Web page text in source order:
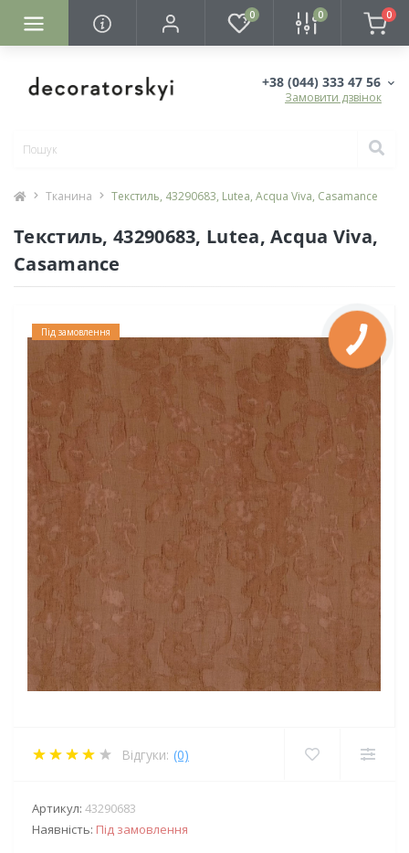
0 0 0
+38 (044) 333 47 56
Замовити дзвінок
Тканина Текстиль, 43290683, Lutea, Acqua Viva, Casamance
Текстиль, 43290683, Lutea, Acqua Viva,
Casamance
Під замовлення
Відгуки: (0)
Артикул: 43290683
Наявність: Під замовлення